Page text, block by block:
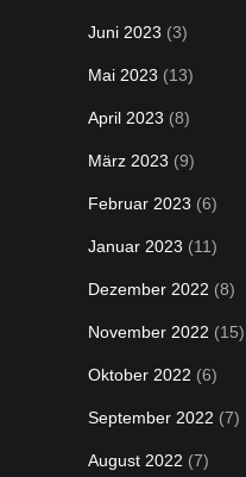
Juni 2023 (3)
Mai 2023 (13)
April 2023 (8)
März 2023 (9)
Februar 2023 (6)
Januar 2023 (11)
Dezember 2022 (8)
November 2022 (15)
Oktober 2022 (6)
September 2022 (7)
August 2022 (7)